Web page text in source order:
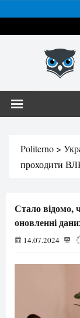
Politerno >
проходити
Стало відомо,
оновленні
14.07.2024